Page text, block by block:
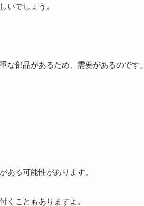
いでしょう。
な部品があるため、需要があるのです。
ある可能性があります。
くこともありますよ。